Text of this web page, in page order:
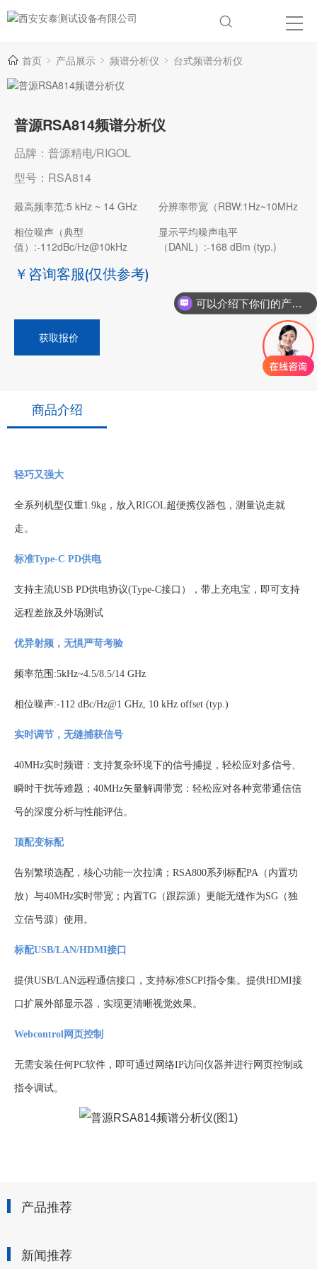
首页 产品展示 频谱分析仪 台式频谱分析仪
普源RSA814频谱分析仪
品牌：普源精电/RIGOL
型号：RSA814
最高频率范:5 kHz ~ 14 GHz
分辨率带宽（RBW:1Hz~10MHz
相位噪声（典型
值）:-112dBc/Hz@10kHz
显示平均噪声电平
（DANL）:-168 dBm (typ.)
￥咨询客服(仅供参考)
获取报价
商品介绍
轻巧又强大
全系列机型仅重1.9kg，放入RIGOL超便携仪器包，测量说走就
走。
标准Type-C PD供电
支持主流USB PD供电协议(Type-C接口），带上充电宝，即可支持
远程差旅及外场测试
优异射频，无惧严苛考验
频率范围 :5kHz~4.5/8.5/14 GHz
相位噪声:-112 dBc/Hz@1 GHz, 10 kHz offset (typ.)
实时调节，无缝捕获信号
40MHz实时频谱：支持复杂环境下的信号捕捉，轻松应对多信号、
瞬时干扰等难题；40MHz矢量解调带宽：轻松应对各种宽带通信信
号的深度分析与性能评估。
顶配变标配
告别繁琐选配，核心功能一次拉满； RSA800系列标配PA（内置功
放）与40MHz实时带宽；内置TG（跟踪源）更能无缝作为SG（独
立信号源）使用。
标配USB/LAN/HDMI接口
提供USB/LAN远程通信接口，支持标准SCPI指令集。提供HDMI接
口扩展外部显示器，实现更清晰视觉效果。
Webcontrol网页控制
无需安装任何PC软件，即可通过网络IP访问仪器并进行网页控制或
指令调试。
产品推荐
新闻推荐
可以介绍下你们的产品么？